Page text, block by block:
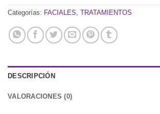
Categorías: FACIALES TRATAMIENTOS
DESCRIPCIÓN
VALORACIONES (0)